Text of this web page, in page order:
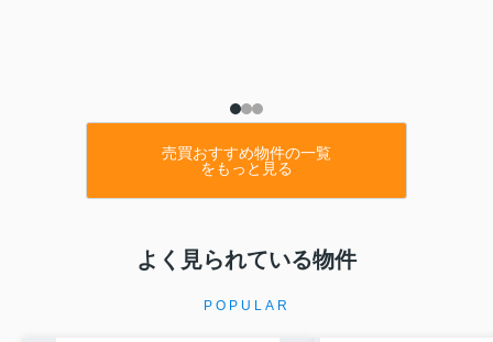
売買おすすめ物件の一覧
をもっと見る
よく見られている物件
POPULAR